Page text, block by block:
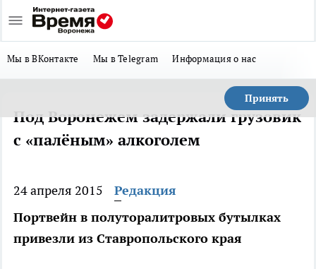
Мы в ВКонтакте Мы в Telegram Информация о нас
Принять
Под Воронежем задержали грузовик
с «палёным» алкоголем
24 апреля 2015
Редакция
Портвейн в полуторалитровых бутылках
привезли из Ставропольского края